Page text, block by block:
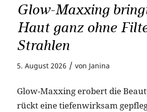
Glow-Maxxing
Haut ganz ohne
Strahlen
5. August 2026 / von Janina
Glow-Maxxing erobert die
rückt eine tiefenwirksam